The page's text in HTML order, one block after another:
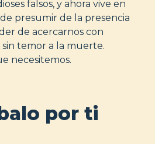
falsos, y ahora vive en
presumir de la presencia
de acercarnos con
temor a la muerte.
necesitemos.
por ti